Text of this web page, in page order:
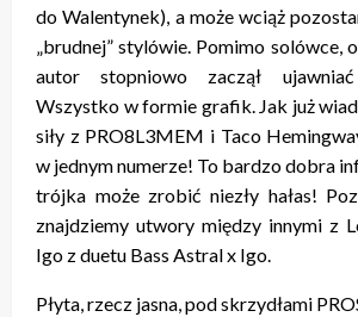
do Walentynek), a może wciąż
„brudnej” stylówie. Pomimo solówce,
autor stopniowo zaczął
Wszystko w formie grafik. Jak już
siły z PRO8L3MEM i Taco
w jednym numerze! To bardzo dobra
trójka może zrobić niezły hałas!
znajdziemy utwory między innymi z
Igo z duetu Bass Astral x Igo.
Płyta, rzecz jasna, pod skrzydłami